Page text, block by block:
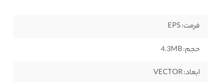
فرمت:
حجم:
ابعاد: